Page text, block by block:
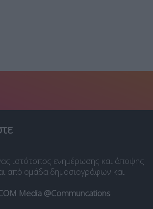
ιστότοπος ενημέρωσης και άποψης
από ομάδα δημοσιογράφων και
Media @Communcations.